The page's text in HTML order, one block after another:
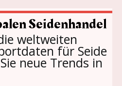
Seidenhandel
weltweiten
für Seide
neue Trends in